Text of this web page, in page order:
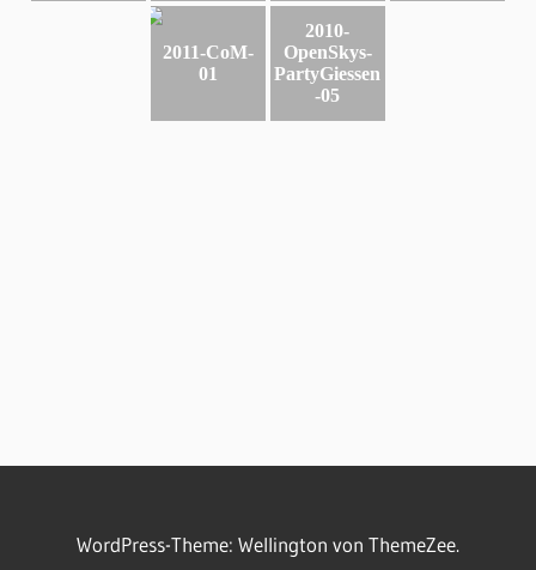
2011-CoM-
01
2010-
OpenSkys-
PartyGiessen
-05
WordPress-Theme: Wellington von ThemeZee.